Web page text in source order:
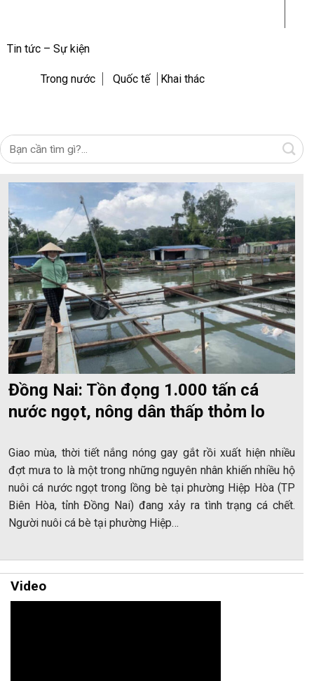
Tin tức – Sự kiện
Trong nước Quốc tế Khai thác
Đồng Nai: Tồn đọng 1.000 tấn cá
nước ngọt, nông dân thấp thỏm lo
Giao mùa, thời tiết nắng nóng gay gắt rồi xuất hiện nhiều
đợt mưa to là một trong những nguyên nhân khiến nhiều hộ
nuôi cá nước ngọt trong lồng bè tại phường Hiệp Hòa (TP
Biên Hòa, tỉnh Đồng Nai) đang xảy ra tình trạng cá chết.
Người nuôi cá bè tại phường Hiệp…
Video